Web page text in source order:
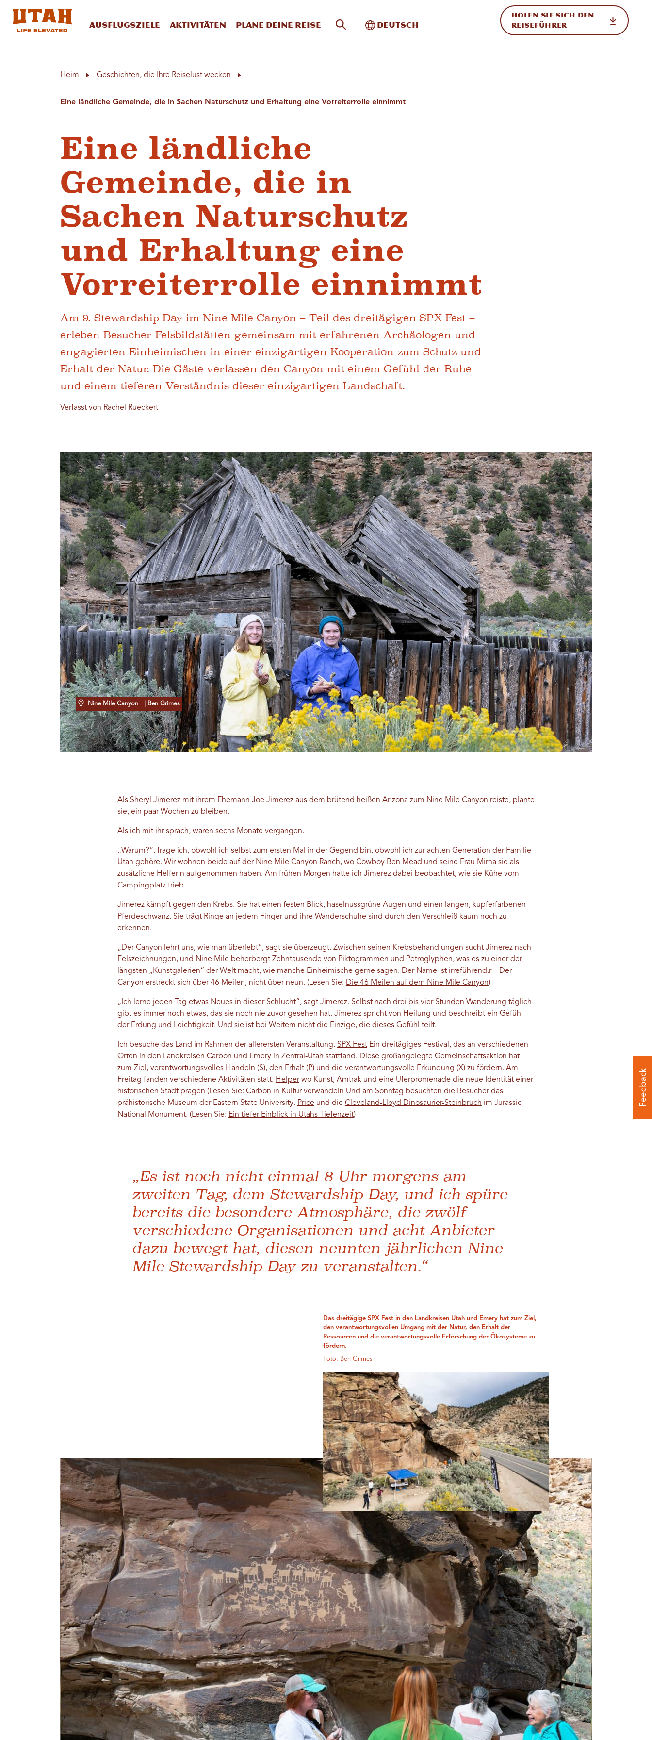
Ausflugsziele Aktivitäten Plane deine Reise Website-Suche
Toggle International
Deutsch
HOLEN SIE SICH DEN
REISEFÜHRER
Heim Geschichten, die Ihre Reiselust wecken
Eine ländliche Gemeinde, die in Sachen Naturschutz und Erhaltung eine Vorreiterrolle einnimmt
Eine ländliche
Gemeinde, die in
Sachen Naturschutz
und Erhaltung eine
Vorreiterrolle einnimmt
Am 9. Stewardship Day im Nine Mile Canyon – Teil des dreitägigen SPX Fest –
erleben Besucher Felsbildstätten gemeinsam mit erfahrenen Archäologen und
engagierten Einheimischen in einer einzigartigen Kooperation zum Schutz und
Erhalt der Natur. Die Gäste verlassen den Canyon mit einem Gefühl der Ruhe
und einem tieferen Verständnis dieser einzigartigen Landschaft.
Verfasst von Rachel Rueckert
Nine Mile Canyon | Ben Grimes
Als Sheryl Jimerez mit ihrem Ehemann Joe Jimerez aus dem brütend heißen Arizona zum Nine Mile Canyon reiste, plante
sie, ein paar Wochen zu bleiben.
Als ich mit ihr sprach, waren sechs Monate vergangen.
„Warum?“, frage ich, obwohl ich selbst zum ersten Mal in der Gegend bin, obwohl ich zur achten Generation der Familie
Utah gehöre. Wir wohnen beide auf der Nine Mile Canyon Ranch, wo Cowboy Ben Mead und seine Frau Mirna sie als
zusätzliche Helferin aufgenommen haben. Am frühen Morgen hatte ich Jimerez dabei beobachtet, wie sie Kühe vom
Campingplatz trieb.
Jimerez kämpft gegen den Krebs. Sie hat einen festen Blick, haselnussgrüne Augen und einen langen, kupferfarbenen
Pferdeschwanz. Sie trägt Ringe an jedem Finger und ihre Wanderschuhe sind durch den Verschleiß kaum noch zu
erkennen.
„Der Canyon lehrt uns, wie man überlebt“, sagt sie überzeugt. Zwischen seinen Krebsbehandlungen sucht Jimerez nach
Felszeichnungen, und Nine Mile beherbergt Zehntausende von Piktogrammen und Petroglyphen, was es zu einer der
längsten „Kunstgalerien“ der Welt macht, wie manche Einheimische gerne sagen. Der Name ist irreführend.r – Der
Canyon erstreckt sich über 46 Meilen, nicht über neun. (Lesen Sie: Die 46 Meilen auf dem Nine Mile Canyon)
„Ich lerne jeden Tag etwas Neues in dieser Schlucht“, sagt Jimerez. Selbst nach drei bis vier Stunden Wanderung täglich
gibt es immer noch etwas, das sie noch nie zuvor gesehen hat. Jimerez spricht von Heilung und beschreibt ein Gefühl
der Erdung und Leichtigkeit. Und sie ist bei Weitem nicht die Einzige, die dieses Gefühl teilt.
Ich besuche das Land im Rahmen der allerersten Veranstaltung. SPX FestEin dreitägiges Festival, das an verschiedenen
Orten in den Landkreisen Carbon und Emery in Zentral-Utah stattfand. Diese großangelegte Gemeinschaftsaktion hat
zum Ziel, verantwortungsvolles Handeln (S), den Erhalt (P) und die verantwortungsvolle Erkundung (X) zu fördern. Am
Freitag fanden verschiedene Aktivitäten statt. Helperwo Kunst, Amtrak und eine Uferpromenade die neue Identität einer
historischen Stadt prägen (Lesen Sie: Carbon in Kultur verwandeln Und am Sonntag besuchten die Besucher das
prähistorische Museum der Eastern State University. Price und die Cleveland-Lloyd Dinosaurier-Steinbruch im Jurassic
National Monument. (Lesen Sie: Ein tiefer Einblick in Utahs Tiefenzeit)
„Es ist noch nicht einmal 8 Uhr morgens am
zweiten Tag, dem Stewardship Day, und ich spüre
bereits die besondere Atmosphäre, die zwölf
verschiedene Organisationen und acht Anbieter
dazu bewegt hat, diesen neunten jährlichen Nine
Mile Stewardship Day zu veranstalten.“
Das dreitägige SPX Fest in den Landkreisen Utah und Emery hat zum Ziel,
den verantwortungsvollen Umgang mit der Natur, den Erhalt der
Ressourcen und die verantwortungsvolle Erforschung der Ökosysteme zu
fördern.
Foto: Ben Grimes